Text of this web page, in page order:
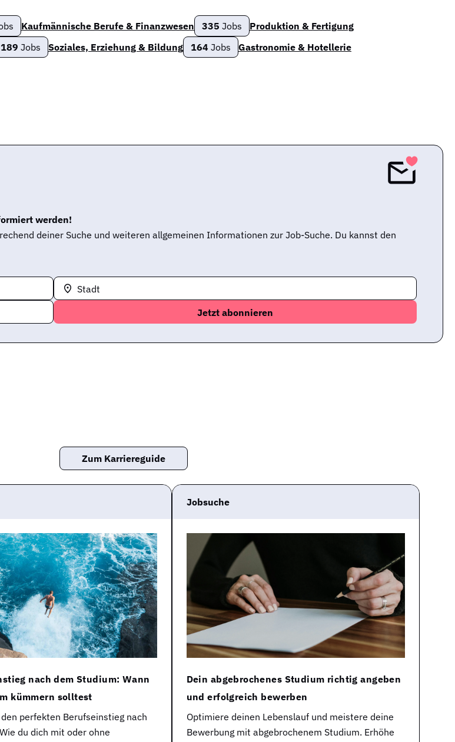
Kaufmännische Berufe & Finanzwesen 335 Jobs
Produktion & Fertigung
189 Jobs Soziales, Erziehung & Bildung 164 Jobs
Gastronomie & Hotellerie
werden!
deiner Suche und weiteren allgemeinen Informationen zur Job-Suche. Du kannst den
Stadt
Zum Karriereguide
nach dem Studium: Wann
kümmern solltest
perfekten Berufseinstieg nach
du dich mit oder ohne
Jobsuche
Dein abgebrochenes Studium richtig angeben
und erfolgreich bewerben
Optimiere deinen Lebenslauf und meistere deine
Bewerbung mit abgebrochenem Studium. Erhöhe